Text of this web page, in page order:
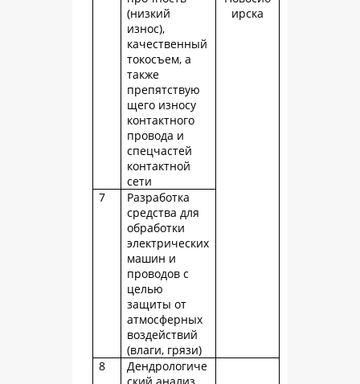
ирска
(низкий
износ),
качественный
токосъем, а
также
препятствую
щего износу
контактного
провода и
спецчастей
контактной
сети
7
Разработка
средства для
обработки
электрических
машин и
проводов с
целью
защиты от
атмосферных
воздействий
(влаги, грязи)
8
Дендрологиче